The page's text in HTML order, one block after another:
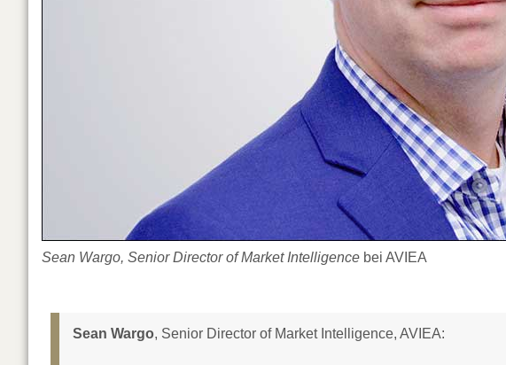
Sean Wargo, Senior Director of Market Intelligence bei AVIEA
Sean Wargo, Senior Director of Market Intelligence, AVIEA: